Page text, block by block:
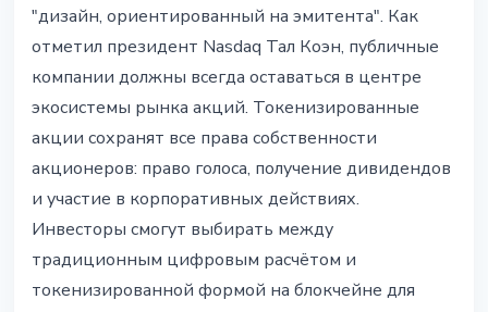
"дизайн, ориентированный на эмитента". Как
отметил президент Nasdaq Тал Коэн, публичные
компании должны всегда оставаться в центре
экосистемы рынка акций. Токенизированные
акции сохранят все права собственности
акционеров: право голоса, получение дивидендов
и участие в корпоративных действиях.
Инвесторы смогут выбирать между
традиционным цифровым расчётом и
токенизированной формой на блокчейне для